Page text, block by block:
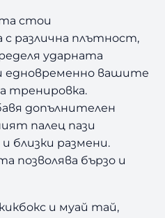
стои
различна плътност,
ударната
едновременно вашите
тренировка.
допълнителен
палец пази
близки размени.
позволява бързо и
и муай тай,